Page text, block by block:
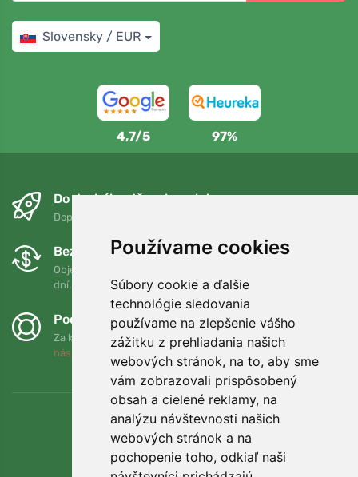
Používame cookies
Súbory cookie a ďalšie
technológie sledovania
používame na zlepšenie vášho
zážitku z prehliadania našich
webových stránok, na to, aby sme
vám zobrazovali prispôsobený
obsah a cielené reklamy, na
analýzu návštevnosti našich
webových stránok a na
pochopenie toho, odkiaľ naši
Slovensky / EUR
4,7/5 97%
Do druhého dňa a bezplatne
Doprava zadarmo pri objednávkach nad 75 EUR
Bezplatná výmena a vrátenie tovaru
Objednávku môžete kedykoľvek vrátiť alebo vymeniť do 90
dní.
Podporujeme Trees.org
Za každú objednávku zasadíme strom! Prečítajte si viac
nás